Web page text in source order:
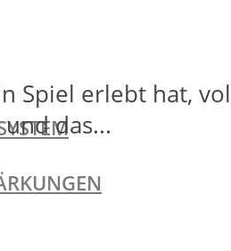
Spiel erlebt hat,
das...